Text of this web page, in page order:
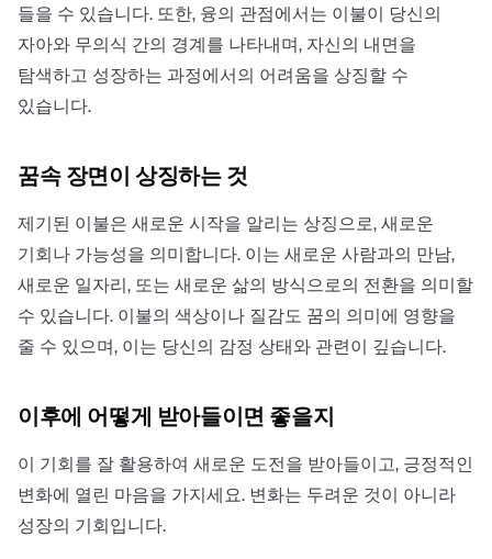
들을 수 있습니다. 또한, 융의 관점에서는 이불이 당신의
자아와 무의식 간의 경계를 나타내며, 자신의 내면을
탐색하고 성장하는 과정에서의 어려움을 상징할 수
있습니다.
꿈속 장면이 상징하는 것
제기된 이불은 새로운 시작을 알리는 상징으로, 새로운
기회나 가능성을 의미합니다. 이는 새로운 사람과의 만남,
새로운 일자리, 또는 새로운 삶의 방식으로의 전환을 의미할
수 있습니다. 이불의 색상이나 질감도 꿈의 의미에 영향을
줄 수 있으며, 이는 당신의 감정 상태와 관련이 깊습니다.
이후에 어떻게 받아들이면 좋을지
이 기회를 잘 활용하여 새로운 도전을 받아들이고, 긍정적인
변화에 열린 마음을 가지세요. 변화는 두려운 것이 아니라
성장의 기회입니다.